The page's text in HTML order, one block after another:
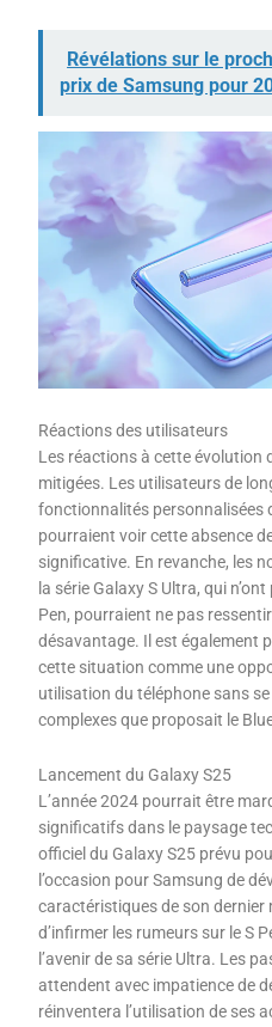
Révélations sur le
prix de Samsung pour
Réactions des utilisateurs
Les réactions à cette évolution
mitigées. Les utilisateurs de
fonctionnalités personnalisées
pourraient voir cette absence
significative. En revanche, les
la série Galaxy S Ultra, qui
Pen, pourraient ne pas
désavantage. Il est également
cette situation comme une
utilisation du téléphone sans
complexes que proposait le
Lancement du Galaxy S25
L’année 2024 pourrait être
significatifs dans le paysage
officiel du Galaxy S25 prévu
l’occasion pour Samsung de
caractéristiques de son dernier
d’infirmer les rumeurs sur le S
l’avenir de sa série Ultra. Les
attendent avec impatience de
réinventera l’utilisation de ses